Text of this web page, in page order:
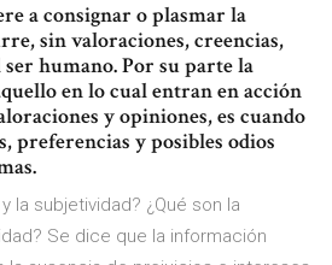
a consignar o plasmar la
sin valoraciones, creencias,
humano. Por su parte la
en lo cual entran en acción
y opiniones, es cuando
preferencias y posibles odios
la subjetividad? ¿Qué son la
Se dice que la información